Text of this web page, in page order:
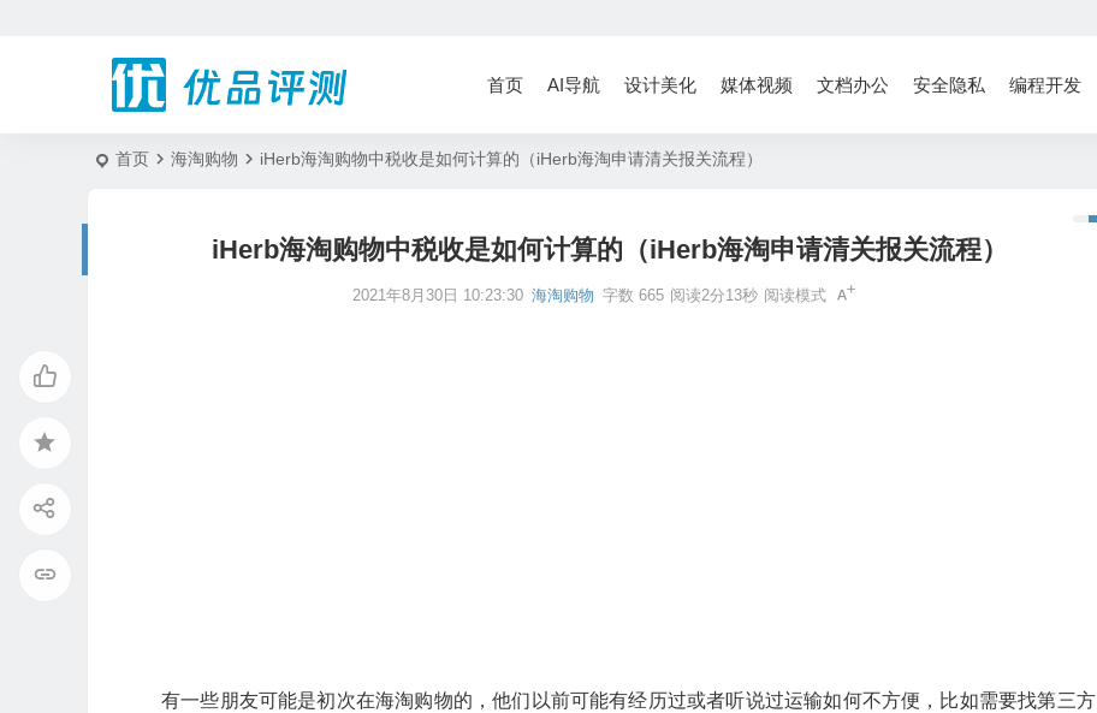
首页 AI导航 设计美化 媒体视频 文档办公 安全隐私 编程开发
首页 海淘购物 iHerb海淘购物中税收是如何计算的（iHerb海淘申请清关报关流程）
iHerb海淘购物中税收是如何计算的（iHerb海淘申请清关报关流程）
2021年8月30日 10:23:30 海淘购物 字数 665 阅读2分13秒 阅读模式
有一些朋友可能是初次在海淘购物的，他们以前可能有经历过或者听说过运输如何不方便，比如需要找第三方